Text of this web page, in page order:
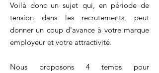
Voilà donc un sujet qui, en période de
tension dans les recrutements, peut
donner un coup d'avance à votre marque
employeur et votre attractivité.
Nous proposons 4 temps pour